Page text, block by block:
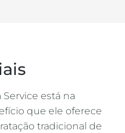
está na
que ele oferece
tradicional de